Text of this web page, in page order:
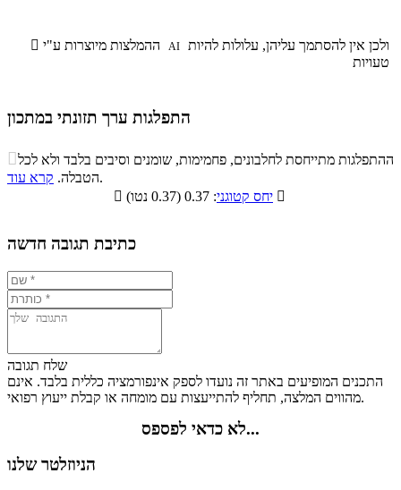
 AI
טעויות
התפלגות ערך תזונתי במתכון
התפלגות ערך תזונתי במתכון
סיבים
תזונתיים
שומנים חלבונים
8.2% 64.9%
ההתפלגות מתייחסת לחלבונים, פחמימות, שומנים וסיבים בלבד ולא לכל
הטבלה. קרא עוד
.

יחס קטוגני 
כתיבת תגובה חדשה
שלח תגובה
התכנים המופיעים באתר זה נועדו לספק אינפורמציה כללית בלבד. אינם
מהווים המלצה, תחליף להתייעצות עם מומחה או קבלת ייעוץ רפואי.
לא כדאי לפספס...
הניוזלטר שלנו